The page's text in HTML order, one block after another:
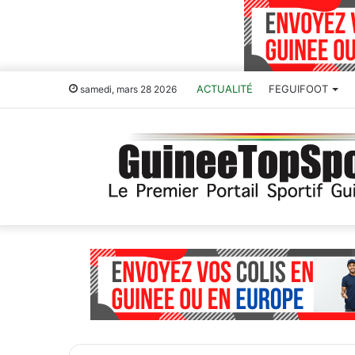
samedi, mars 28 2026 ACTUALITÉ FEGUIFOOT